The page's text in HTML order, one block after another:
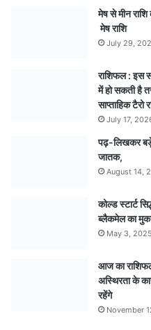
मेष से मीन
मेष राशि
July 29,
राशिफल : इस
में हो सकती है
साप्ताहिक टैरो
July 17,
पढ़-लिखकर
जातक,
August 14,
कोल्ड स्टार्ट
ब्लैकमेल का
May 3, 2025
आज का
अस्थिरता के
रहेंगे
November